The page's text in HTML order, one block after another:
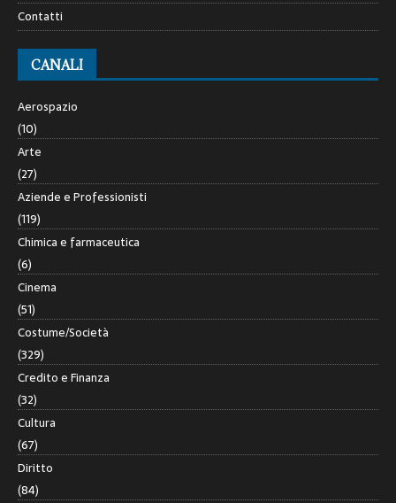
Contatti
CANALI
Aerospazio
(10)
Arte
(27)
Aziende e Professionisti
(119)
Chimica e farmaceutica
(6)
Cinema
(51)
Costume/Società
(329)
Credito e Finanza
(32)
Cultura
(67)
Diritto
(84)